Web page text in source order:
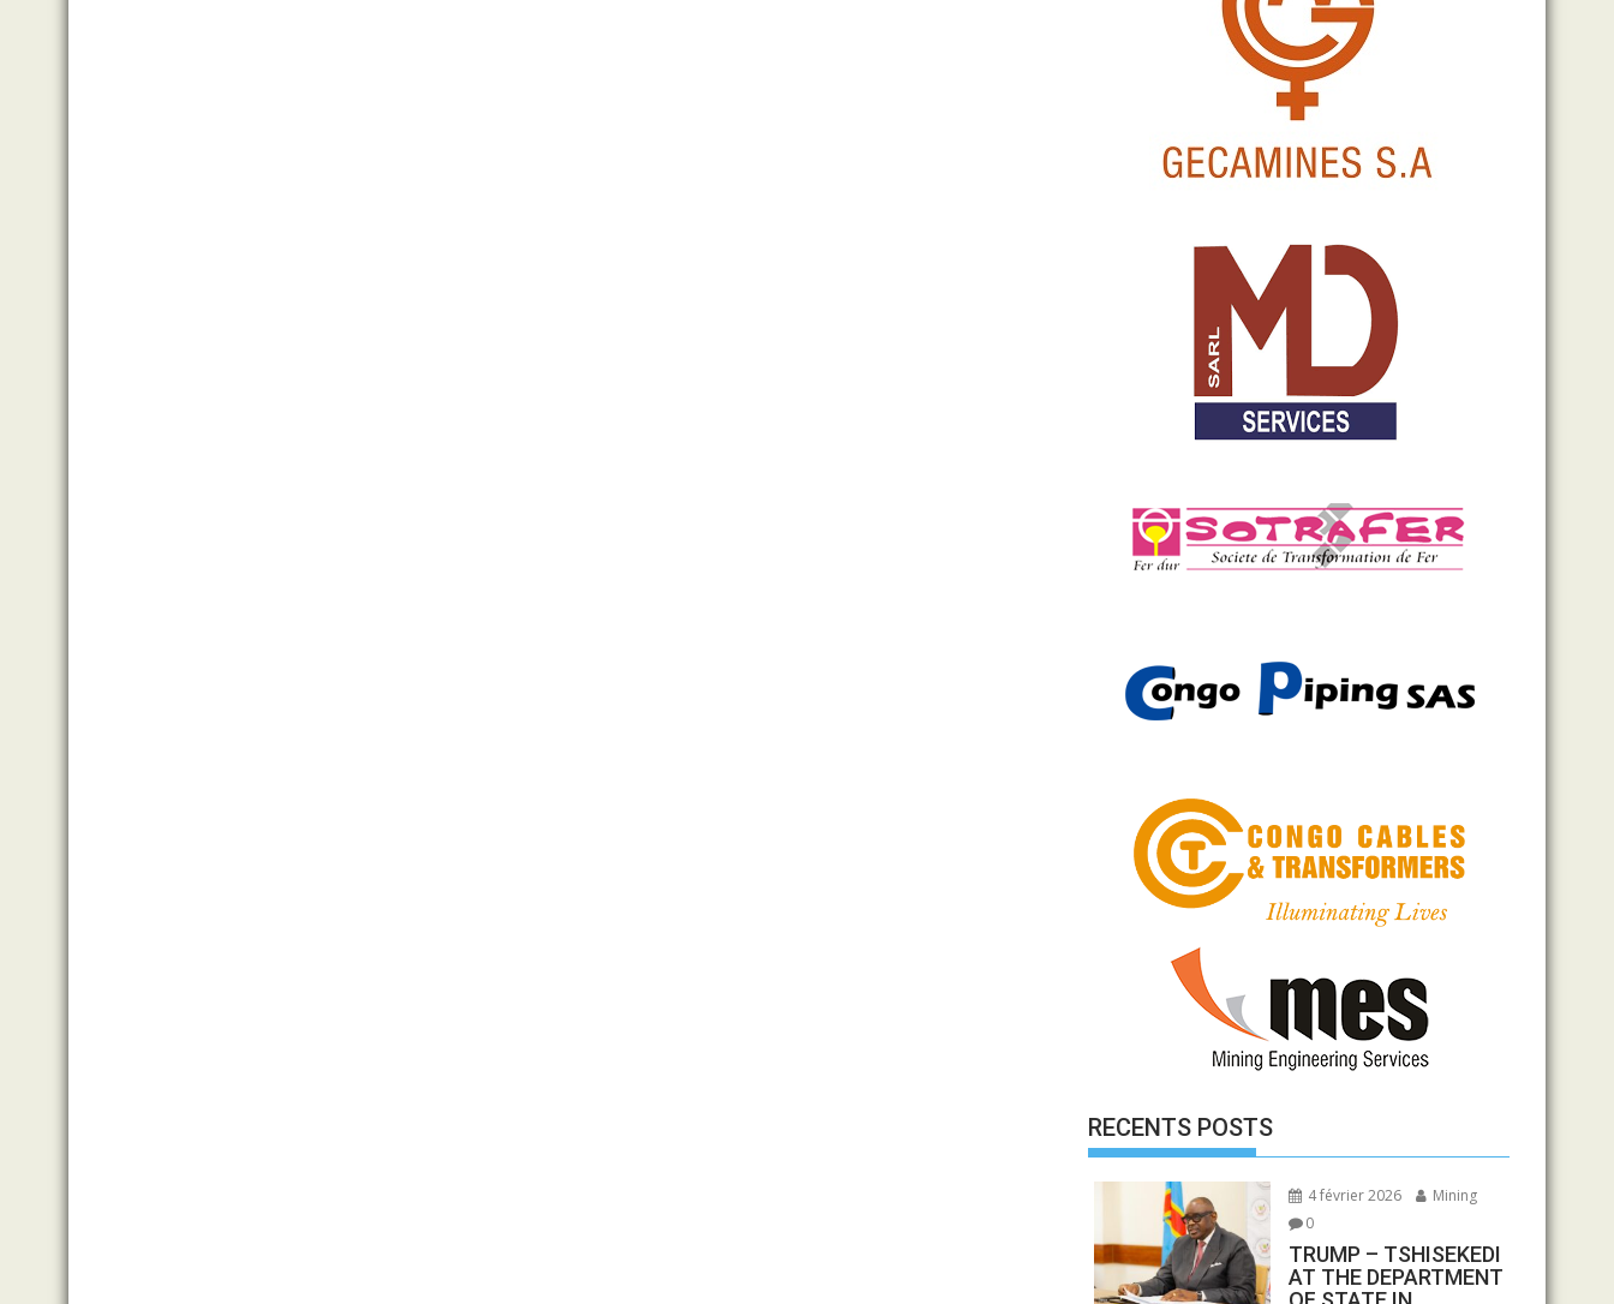
RECENTS POSTS
4 février 2026
Mining
0
TRUMP – TSHISEKEDI
AT THE DEPARTMENT